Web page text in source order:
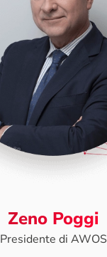
Zeno Poggi
Presidente di AWOS